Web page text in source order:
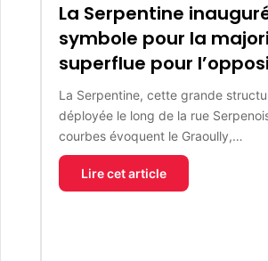
La Serpentine
symbole pour la
superflue pour
La Serpentine, cette grande
déployée le long de la rue
courbes évoquent le Graoully,…
Lire cet article